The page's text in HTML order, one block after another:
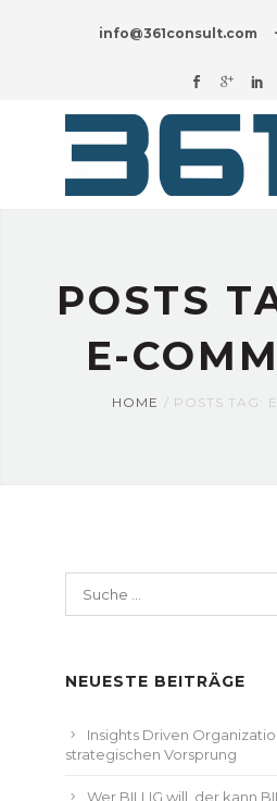
BRANCHEN
info@361consult.com
POSTS
E-
HOME POSTS TAG:
Suche
NEUESTE BEITRÄGE
Insights Driven
strategischen Vorsprung
Wer BILLIG will, der kann